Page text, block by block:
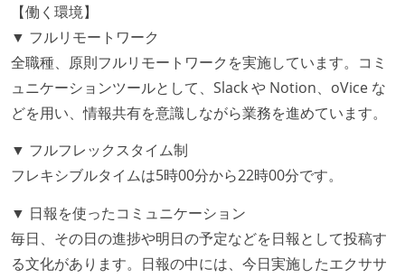
ながら、納期または盛り込む機能を柔軟に調整する形
で行う
コード品質向上のための取り組み
本番にデプロイされるコードには、全てコードレビュ
ーまたはペアプログラミングを実施している
「リファクタリングは随時行われるべき」という価値
観をメンバー全員が共有しており、日常的に実施して
いる
何らかのコーディング規約をチーム全体で遵守するよ
うにしている
【働く環境】
▼ フルリモートワーク
全職種、原則フルリモートワークを実施しています。コミ
ュニケーションツールとして、Slack や Notion、oVice な
どを用い、情報共有を意識しながら業務を進めています。
▼ フルフレックスタイム制
フレキシブルタイムは5時00分から22時00分です。
▼ 日報を使ったコミュニケーション
毎日、その日の進捗や明日の予定などを日報として投稿す
る文化があります。日報の中には、今日実施したエクササ